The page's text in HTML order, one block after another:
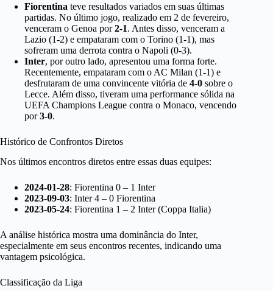
Fiorentina teve resultados variados em suas últimas
partidas. No último jogo, realizado em 2 de fevereiro,
venceram o Genoa por2-1. Antes disso, venceram a
Lazio (1-2) e empataram com o Torino (1-1), mas
sofreram uma derrota contra o Napoli (0-3).
Inter, por outro lado, apresentou uma forma forte.
Recentemente, empataram com o AC Milan (1-1) e
desfrutaram de uma convincente vitória de 4-0 sobre o
Lecce. Além disso, tiveram uma performance sólida na
UEFA Champions League contra o Monaco, vencendo
por3-0.
Histórico de Confrontos Diretos
Nos últimos encontros diretos entre essas duas equipes:
2024-01-28: Fiorentina 0 – 1 Inter
2023-09-03: Inter 4 – 0 Fiorentina
2023-05-24: Fiorentina 1 – 2 Inter (Coppa Italia)
A análise histórica mostra uma dominância do Inter,
especialmente em seus encontros recentes, indicando uma
vantagem psicológica.
Classificação da Liga